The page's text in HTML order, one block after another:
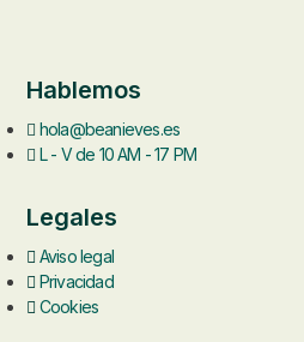
Hablemos
hola@beanieves.es
L - V de 10 AM - 17 PM
Legales
Aviso legal
Privacidad
Cookies